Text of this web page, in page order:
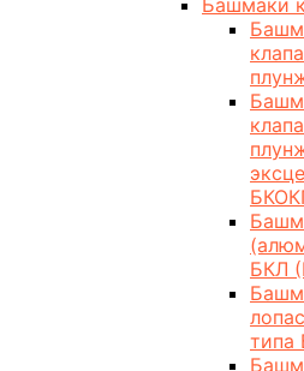
Башмаки
БКЛ
типа